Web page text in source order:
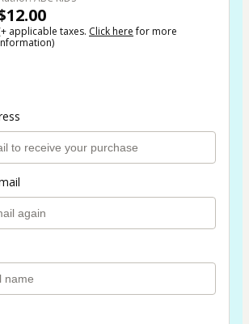
applicable taxes. Click herefor more